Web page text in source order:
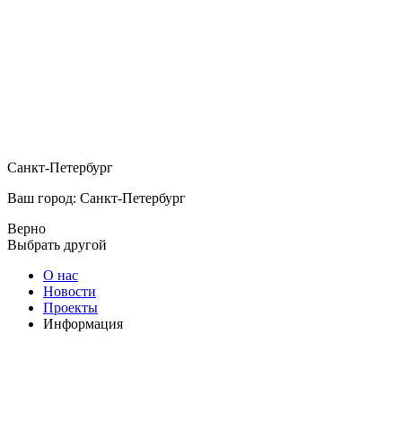
Санкт-Петербург
Ваш город: Санкт-Петербург
Верно
Выбрать другой
О нас
Новости
Проекты
Информация